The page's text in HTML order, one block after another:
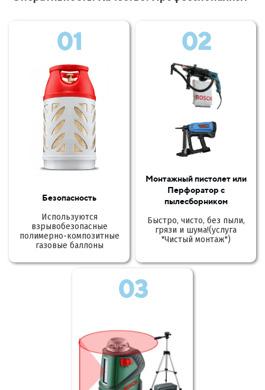
01
Безопасность
Используются
взрывобезопасные
полимерно-композитные
газовые баллоны
02
Монтажный пистолет или
Перфоратор с
пылесборником
Быстро, чисто, без пыли,
грязи и шума!(услуга
"Чистый монтаж")
03